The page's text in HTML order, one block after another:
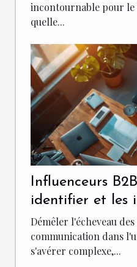
incontournable pour le
quelle...
Influenceurs
identifier et les
stratégie de
Démêler l'écheveau
communication dans
s'avérer complexe,...